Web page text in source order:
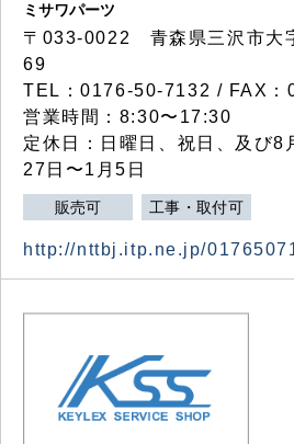
ミサワパーツ
〒033-0022 青森県三沢市大
69
TEL：0176-50-7132 / FAX：
営業時間：8:30〜17:30
定休日：日曜日、祝日、及び8
27日〜1月5日
販売可 工事・取付可
http://nttbj.itp.ne.jp/